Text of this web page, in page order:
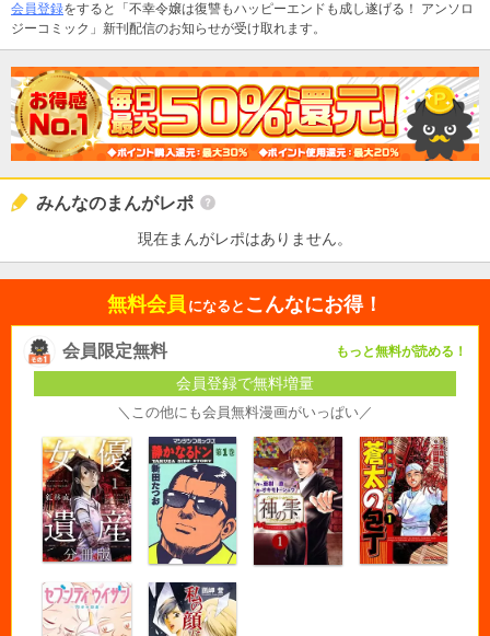
会員登録をすると「不幸令嬢は復讐もハッピーエンドも成し遂げる！ アンソロ
ジーコミック」新刊配信のお知らせが受け取れます。
みんなのまんがレポ
現在まんがレポはありません。
無料会員 になると こんなにお得！
会員限定無料 もっと無料が読める！
会員登録で無料増量
＼この他にも会員無料漫画がいっぱい／